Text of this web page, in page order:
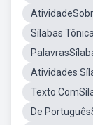
Sílabas
Atividades
Texto
De